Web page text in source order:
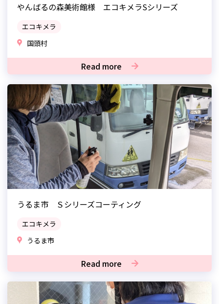
やんばるの森美術館様 エコキメラSシリーズ
エコキメラ
国頭村
Read more
うるま市 Ｓシリーズコーティング
エコキメラ
うるま市
Read more